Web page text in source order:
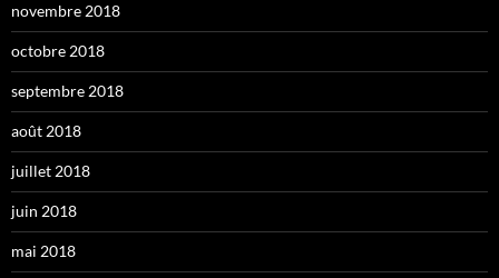
novembre 2018
octobre 2018
septembre 2018
août 2018
juillet 2018
juin 2018
mai 2018